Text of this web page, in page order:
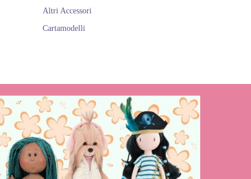
Altri Accessori
Cartamodelli